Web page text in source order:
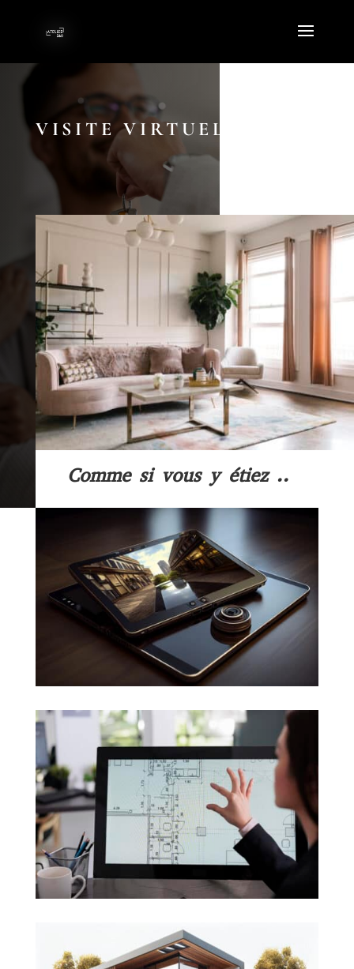
VISITE VIRTUELLE
Comme si vous y étiez ..